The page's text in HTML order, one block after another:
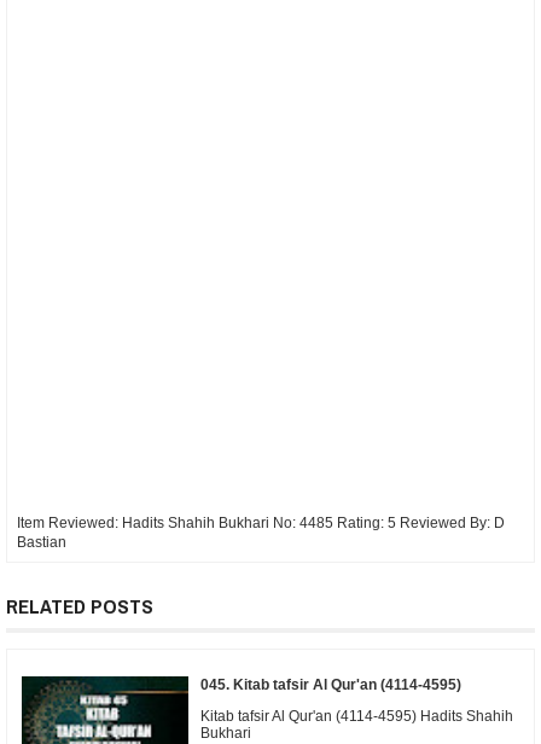
Item Reviewed: Hadits Shahih Bukhari No: 4485 Rating: 5 Reviewed By: D
Bastian
RELATED POSTS
045. Kitab tafsir Al Qur'an (4114-4595)
Kitab tafsir Al Qur'an (4114-4595) Hadits Shahih
Bukhari